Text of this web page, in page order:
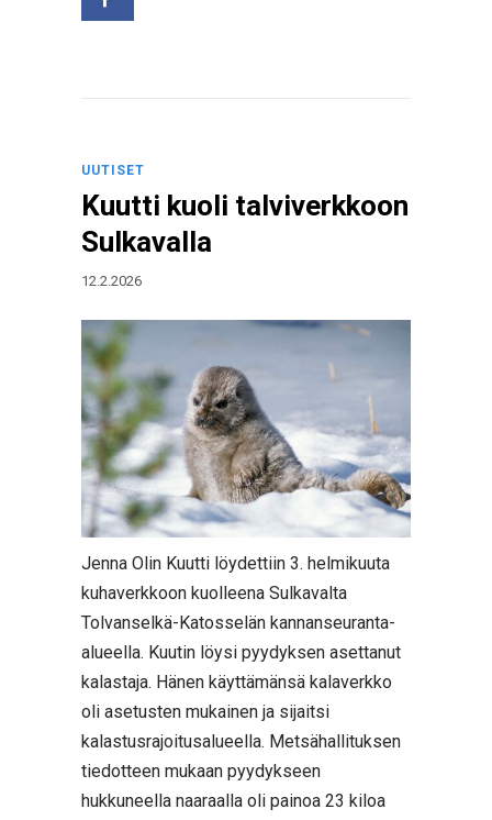
UUTISET
Kuutti kuoli talviverkkoon
Sulkavalla
12.2.2026
Jenna Olin Kuutti löydettiin 3. helmikuuta
kuhaverkkoon kuolleena Sulkavalta
Tolvanselkä-Katosselän kannanseuranta-
alueella. Kuutin löysi pyydyksen asettanut
kalastaja. Hänen käyttämänsä kalaverkko
oli asetusten mukainen ja sijaitsi
kalastusrajoitusalueella. Metsähallituksen
tiedotteen mukaan pyydykseen
hukkuneella naaraalla oli painoa 23 kiloa